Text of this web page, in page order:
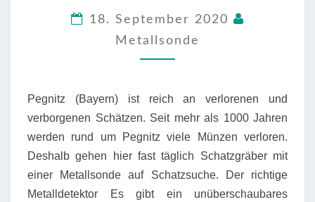
PEGNITZ
18. September 2020
Metallsonde
Pegnitz (Bayern) ist reich an verlorenen und
verborgenen Schätzen. Seit mehr als 1000 Jahren
werden rund um Pegnitz viele Münzen verloren.
Deshalb gehen hier fast täglich Schatzgräber mit
einer Metallsonde auf Schatzsuche. Der richtige
Metalldetektor Es gibt ein unüberschaubares